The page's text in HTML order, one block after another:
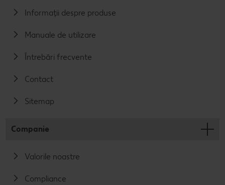
Informații despre produse
Manuale de utilizare
Întrebări frecvente
Contact
Sitemap
Companie
Valorile noastre
Compliance